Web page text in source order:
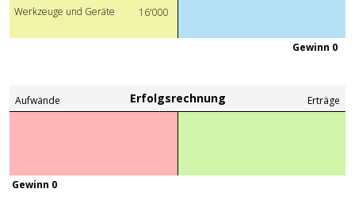
Werkzeuge und Geräte
16'000
Gewinn 0
Aufwände Erfolgsrechnung Erträge
Gewinn 0